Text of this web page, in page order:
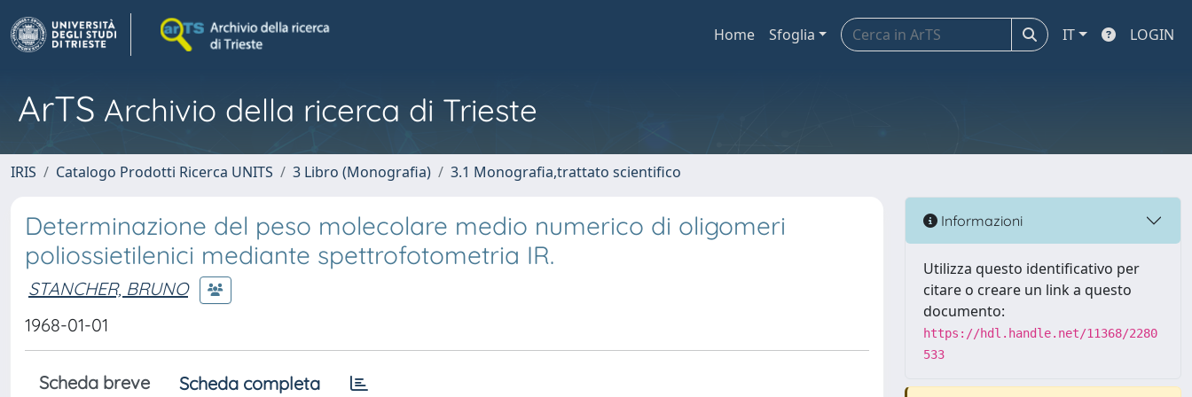
Home Sfoglia IT LOGIN
ArTS Archivio della ricerca di Trieste
IRIS Catalogo Prodotti Ricerca UNITS 3 Libro (Monografia) 3.1 Monografia,trattato scientifico
Determinazione del peso molecolare medio numerico di oligomeri
poliossietilenici mediante spettrofotometria IR.
STANCHER, BRUNO
1968-01-01
Scheda breve Scheda completa
Informazioni
Utilizza questo identificativo per
citare o creare un link a questo
documento:
https://hdl.handle.net/11368/2280
533